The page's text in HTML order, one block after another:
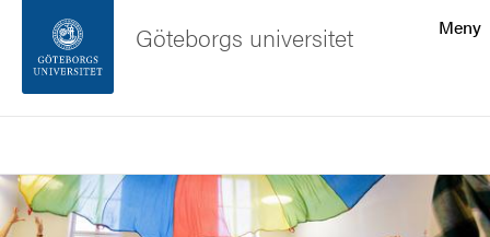
Sidfoten
Om webbplatsen
Meny
Göteborgs universitet
Bild